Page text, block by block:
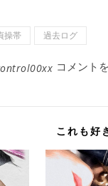
操帯 過去ログ
コメント
これも好